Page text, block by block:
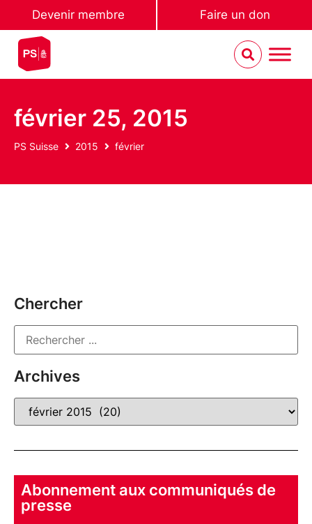
Devenir membre Faire un don
février 25, 2015
PS Suisse 2015 février
Chercher
Archives
Abonnement aux communiqués de
presse